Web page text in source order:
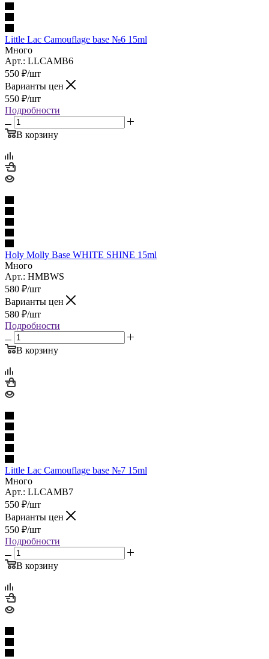
Little Lac Camouflage base №6 15ml
Много
Арт.: LLCAMB6
550 ₽/шт
Варианты цен
550 ₽/шт
Подробности
В корзину
Holy Molly Base WHITE SHINE 15ml
Много
Арт.: HMBWS
580 ₽/шт
Варианты цен
580 ₽/шт
Подробности
В корзину
Little Lac Camouflage base №7 15ml
Много
Арт.: LLCAMB7
550 ₽/шт
Варианты цен
550 ₽/шт
Подробности
В корзину